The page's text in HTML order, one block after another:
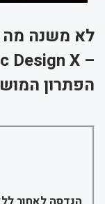
לא משנה מה
הפתרון